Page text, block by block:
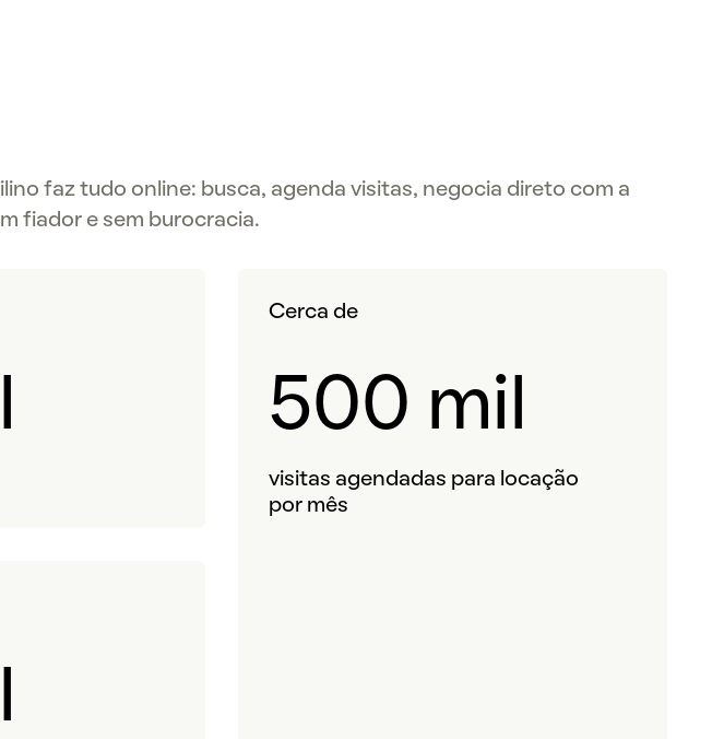
faz tudo online: busca, agenda visitas, negocia direto com a
fiador e sem burocracia.
Cerca de
500 mil
visitas agendadas para locação
por mês